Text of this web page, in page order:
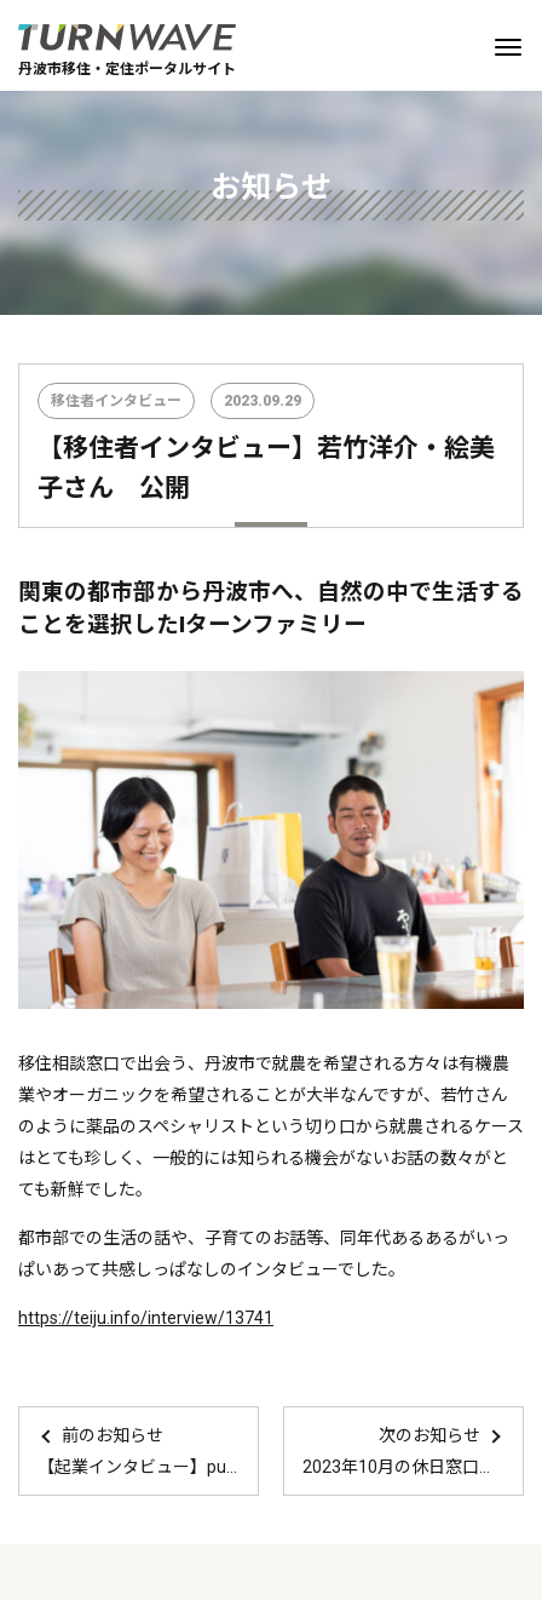
丹波市移住・定住ポータルサイト
お知らせ
移住者インタビュー 2023.09.29
【移住者インタビュー】若竹洋介・絵美
子さん 公開
関東の都市部から丹波市へ、自然の中で生活する
ことを選択したIターンファミリー
移住相談窓口で出会う、丹波市で就農を希望される方々は有機農
業やオーガニックを希望されることが大半なんですが、若竹さん
のように薬品のスペシャリストという切り口から就農されるケース
はとても珍しく、一般的には知られる機会がないお話の数々がと
ても新鮮でした。
都市部での生活の話や、子育てのお話等、同年代あるあるがいっ
ぱいあって共感しっぱなしのインタビューでした。
https://teiju.info/interview/13741
前のお知らせ
次のお知らせ